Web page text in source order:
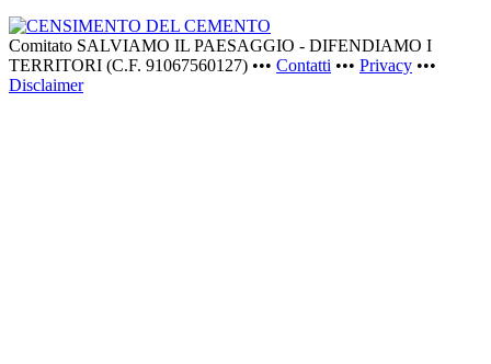
Comitato SALVIAMO IL PAESAGGIO - DIFENDIAMO I
TERRITORI (C.F. 91067560127) ••• Contatti ••• Privacy •••
Disclaimer